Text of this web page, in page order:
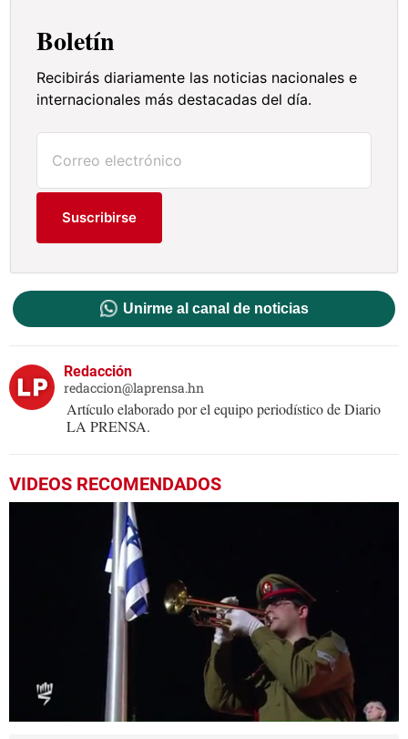
Boletín
Recibirás diariamente las noticias nacionales e
internacionales más destacadas del día.
Suscribirse
Unirme al canal de noticias
Redacción
redaccion@laprensa.hn
Artículo elaborado por el equipo periodístico de Diario
LA PRENSA.
VIDEOS RECOMENDADOS